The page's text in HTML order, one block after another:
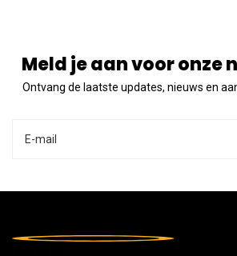
Meld je aan voor onze
Ontvang de laatste updates, nieuws en